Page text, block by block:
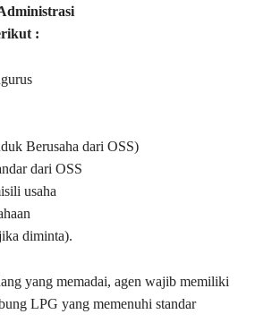
:
Berusaha dari OSS)
dari OSS
usaha
diminta).
yang memadai, agen wajib memiliki
LPG yang memenuhi standar